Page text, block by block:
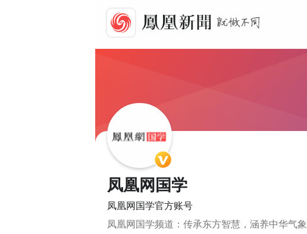
凤凰网国学
凤凰网国学官方账号
凤凰网国学频道：传承东方智慧，涵养中华气象